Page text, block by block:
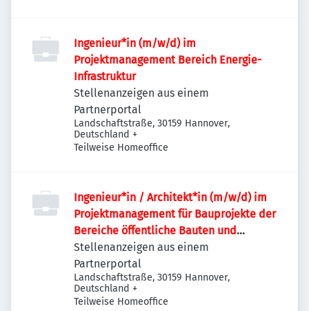
Ingenieur*in (m/w/d) im
Projektmanagement Bereich Energie-
Infrastruktur
Stellenanzeigen aus einem
Partnerportal
Landschaftstraße, 30159 Hannover,
Deutschland +
Teilweise Homeoffice
Ingenieur*in / Architekt*in (m/w/d) im
Projektmanagement für Bauprojekte der
Bereiche öffentliche Bauten und
Industriebauten / Infrastruktur
Stellenanzeigen aus einem
Partnerportal
Landschaftstraße, 30159 Hannover,
Deutschland +
Teilweise Homeoffice